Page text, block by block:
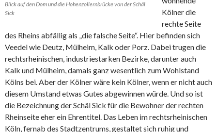
Blick auf den Dom und die Hohenzollernbrücke von der Schäl
Sick
Kölner die
rechte Seite
des Rheins abfällig als „die falsche Seite“. Hier befinden sich
Veedel wie Deutz, Mülheim, Kalk oder Porz. Dabei trugen die
rechtsrheinischen, industriestarken Bezirke, darunter auch
Kalk und Mülheim, damals ganz wesentlich zum Wohlstand
Kölns bei. Aber der Kölner wäre kein Kölner, wenn er nicht auch
diesem Umstand etwas Gutes abgewinnen würde. Und so ist
die Bezeichnung der Schäl Sick für die Bewohner der rechten
Rheinseite eher ein Ehrentitel. Das Leben im rechtsrheinischen
Köln, fernab des Stadtzentrums, gestaltet sich ruhig und